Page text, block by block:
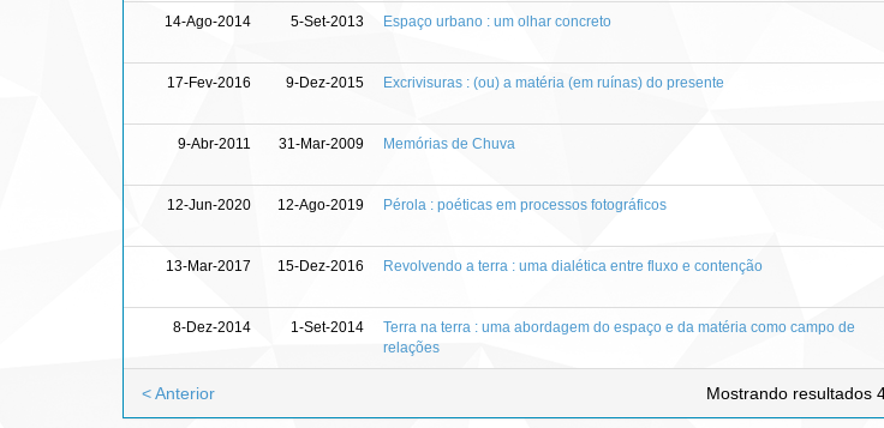
14-Ago-2014 5-Set-2013 Espaço urbano : um olhar concreto
17-Fev-2016 9-Dez-2015 Excrivisuras : (ou) a matéria (em ruínas) do presente
9-Abr-2011 31-Mar-2009 Memórias de Chuva
12-Jun-2020 12-Ago-2019 Pérola : poéticas em processos fotográficos
13-Mar-2017 15-Dez-2016 Revolvendo a terra : uma dialética entre fluxo e contenção
8-Dez-2014 1-Set-2014
Terra na terra : uma abordagem do espaço e da matéria como campo de
relações
Mostrando resultados
< Anterior